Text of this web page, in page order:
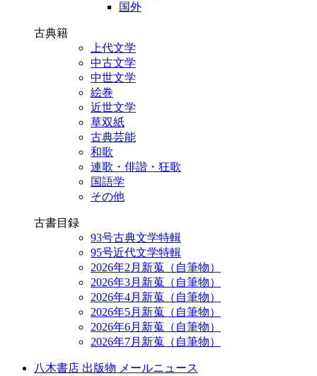
国外
古典籍
上代文学
中古文学
中世文学
絵巻
近世文学
草双紙
古典芸能
和歌
連歌・俳諧・狂歌
国語学
その他
古書目録
93号古典文学特輯
95号近代文学特輯
2026年2月新蒐（自筆物）
2026年3月新蒐（自筆物）
2026年4月新蒐（自筆物）
2026年5月新蒐（自筆物）
2026年6月新蒐（自筆物）
2026年7月新蒐（自筆物）
八木書店 出版物 メールニュース